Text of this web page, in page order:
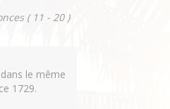
( 11 - 20 )
le même
1729.